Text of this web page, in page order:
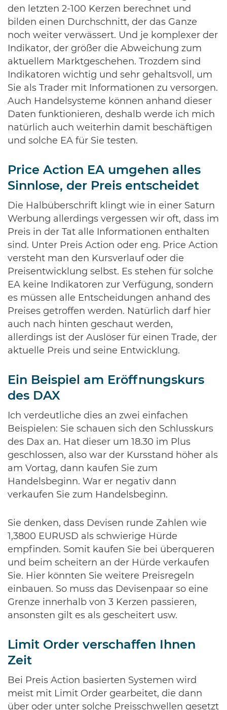
den letzten 2-100 Kerzen berechnet und
bilden einen Durchschnitt, der das Ganze
noch weiter verwässert. Und je komplexer der
Indikator, der größer die Abweichung zum
aktuellem Marktgeschehen. Trozdem sind
Indikatoren wichtig und sehr gehaltsvoll, um
Sie als Trader mit Informationen zu versorgen.
Auch Handelsysteme können anhand dieser
Daten funktionieren, deshalb werde ich mich
natürlich auch weiterhin damit beschäftigen
und solche EA für Sie testen.
Price Action EA umgehen alles
Sinnlose, der Preis entscheidet
Die Halbüberschrift klingt wie in einer Saturn
Werbung allerdings vergessen wir oft, dass im
Preis in der Tat alle Informationen enthalten
sind. Unter Preis Action oder eng. Price Action
versteht man den Kursverlauf oder die
Preisentwicklung selbst. Es stehen für solche
EA keine Indikatoren zur Verfügung, sondern
es müssen alle Entscheidungen anhand des
Preises getroffen werden. Natürlich darf hier
auch nach hinten geschaut werden,
allerdings ist der Auslöser für einen Trade, der
aktuelle Preis und seine Entwicklung.
Ein Beispiel am Eröffnungskurs
des DAX
Ich verdeutliche dies an zwei einfachen
Beispielen: Sie schauen sich den Schlusskurs
des Dax an. Hat dieser um 18.30 im Plus
geschlossen, also war der Kursstand höher als
am Vortag, dann kaufen Sie zum
Handelsbeginn. War er negativ dann
verkaufen Sie zum Handelsbeginn.
Sie denken, dass Devisen runde Zahlen wie
1,3800 EURUSD als schwierige Hürde
empfinden. Somit kaufen Sie bei überqueren
und beim scheitern an der Hürde verkaufen
Sie. Hier könnten Sie weitere Preisregeln
einbauen. So muss das Devisenpaar so eine
Grenze innerhalb von 3 Kerzen passieren,
ansonsten gilt es als gescheitert usw.
Limit Order verschaffen Ihnen
Zeit
Bei Preis Action basierten Systemen wird
meist mit Limit Order gearbeitet, die dann
über oder unter solche Preisschwellen gesetzt